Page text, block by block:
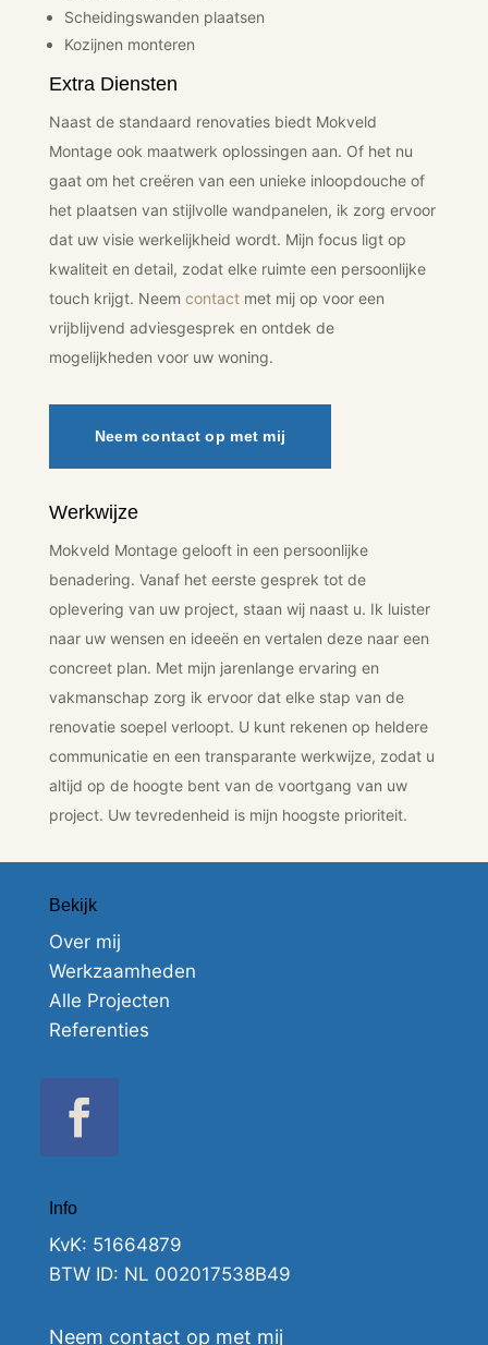
Scheidingswanden plaatsen
Kozijnen monteren
Extra Diensten
Naast de standaard renovaties biedt Mokveld
Montage ook maatwerk oplossingen aan. Of het nu
gaat om het creëren van een unieke inloopdouche of
het plaatsen van stijlvolle wandpanelen, ik zorg ervoor
dat uw visie werkelijkheid wordt. Mijn focus ligt op
kwaliteit en detail, zodat elke ruimte een persoonlijke
touch krijgt. Neem contactmet mij op voor een
vrijblijvend adviesgesprek en ontdek de
mogelijkheden voor uw woning.
Neem contact op met mij
Werkwijze
Mokveld Montage gelooft in een persoonlijke
benadering. Vanaf het eerste gesprek tot de
oplevering van uw project, staan wij naast u. Ik luister
naar uw wensen en ideeën en vertalen deze naar een
concreet plan. Met mijn jarenlange ervaring en
vakmanschap zorg ik ervoor dat elke stap van de
renovatie soepel verloopt. U kunt rekenen op heldere
communicatie en een transparante werkwijze, zodat u
altijd op de hoogte bent van de voortgang van uw
project. Uw tevredenheid is mijn hoogste prioriteit.
Bekijk
Over mij
Werkzaamheden
Alle Projecten
Referenties
Info
KvK: 51664879
BTW ID: NL 002017538B49
Neem contact op met mij